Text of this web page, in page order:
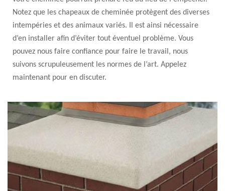
Notez que les chapeaux de cheminée protègent des diverses
intempéries et des animaux variés. Il est ainsi nécessaire
d’en installer afin d’éviter tout éventuel problème. Vous
pouvez nous faire confiance pour faire le travail, nous
suivons scrupuleusement les normes de l’art. Appelez
maintenant pour en discuter.